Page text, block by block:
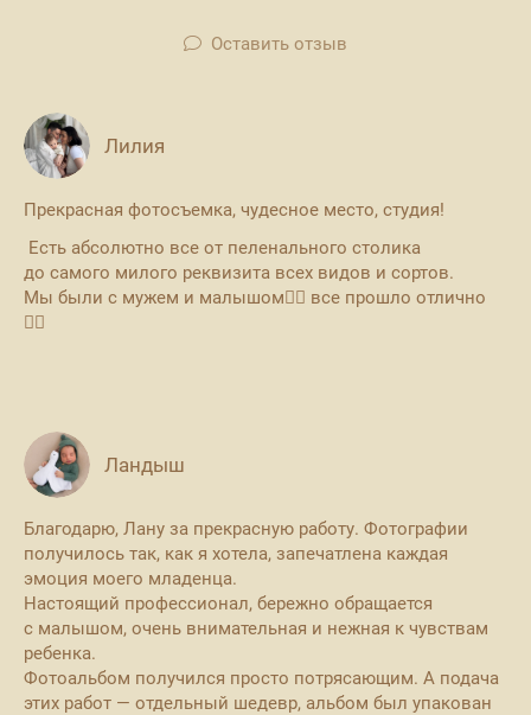
Оставить отзыв
Лилия
Прекрасная фотосъемка, чудесное место, студия!
Есть абсолютно все от пеленального столика
до самого милого реквизита всех видов и сортов.
Мы были с мужем и малышом❤️‍🔥 все прошло отлично
👌🏼
Ландыш
Благодарю, Лану за прекрасную работу. Фотографии
получилось так, как я хотела, запечатлена каждая
эмоция моего младенца.
Настоящий профессионал, бережно обращается
с малышом, очень внимательная и нежная к чувствам
ребенка.
Фотоальбом получился просто потрясающим. А подача
этих работ — отдельный шедевр, альбом был упакован